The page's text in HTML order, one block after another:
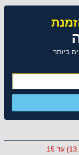
ביותר
- 8000 ₪ ללילה למזמינים 2 לילות בחמישי (13.08) עד 15